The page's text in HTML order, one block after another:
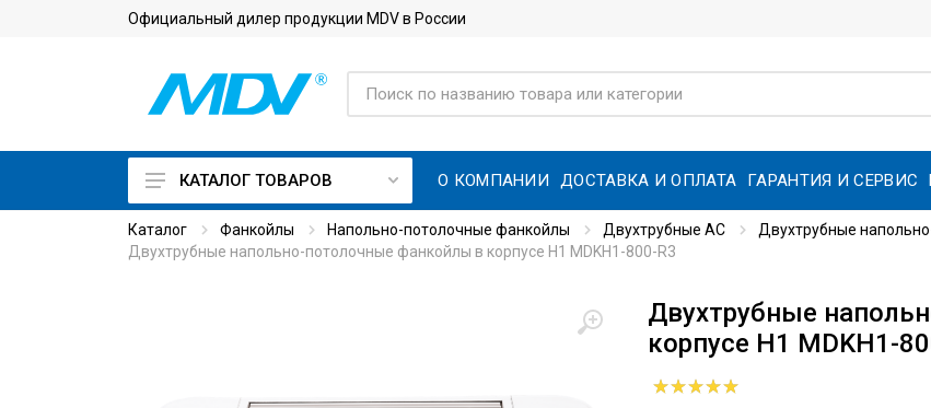
Официальный дилер продукции MDV в России
On Off кондиционеры
КАТАЛОГ ТОВАРОВ О КОМПАНИИ ДОСТАВКА И ОПЛАТА ГАРАНТИЯ И СЕРВИС
Каталог Фанкойлы Напольно-потолочные фанкойлы Двухтрубные AC
Двухтрубные
Двухтрубные напольно-потолочные фанкойлы в корпусе H1 MDKH1-800-R3
Двухтрубные
корпусе H1 MDKH1-